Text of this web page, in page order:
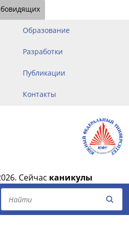
Образование
Разработки
Публикации
Контакты
Сейчас каникулы